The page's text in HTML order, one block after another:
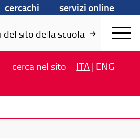
cercachi
servizi online
del sito della scuola
cerca nel sito ITA | ENG